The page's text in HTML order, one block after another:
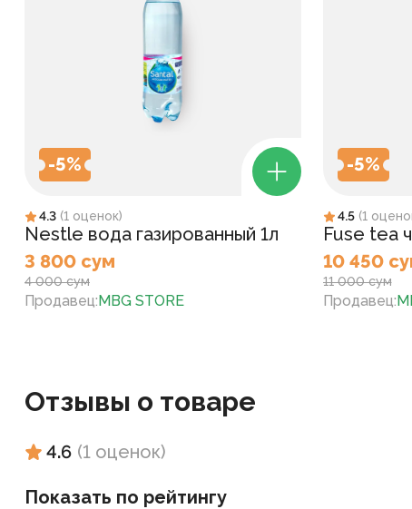
-5%
4.3 (1 оценок)
Nestle вода газированный 1л
3 800 сум
4 000 сум
Продавец:MBG STORE
-5%
4.5 (1
Fuse tea
10 450
11 000 сум
Продавец:
Отзывы о товаре
4.6 (1 оценок)
Показать по рейтингу